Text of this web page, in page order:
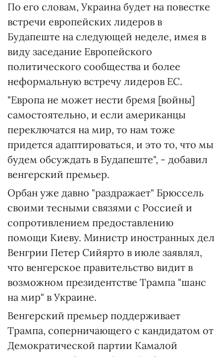
По его словам, Украина будет на повестке
встречи европейских лидеров в
Будапеште на следующей неделе, имея в
виду заседание Европейского
политического сообщества и более
неформальную встречу лидеров ЕС.
"Европа не может нести бремя [войны]
самостоятельно, и если американцы
переключатся на мир, то нам тоже
придется адаптироваться, и это то, что мы
будем обсуждать в Будапеште", - добавил
венгерский премьер.
Орбан уже давно "раздражает" Брюссель
своими тесными связями с Россией и
сопротивлением предоставлению
помощи Киеву. Министр иностранных дел
Венгрии Петер Сийярто в июле заявлял,
что венгерское правительство видит в
возможном президентстве Трампа "шанс
на мир" в Украине.
Венгерский премьер поддерживает
Трампа, соперничающего с кандидатом от
Демократической партии Камалой